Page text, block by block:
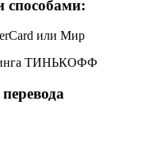
или Мир
ТИНЬКОФФ